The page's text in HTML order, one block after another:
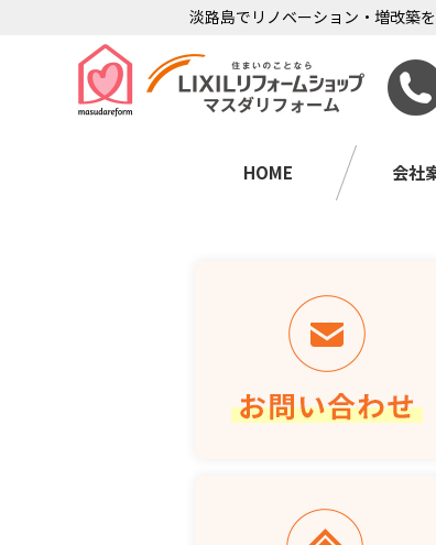
淡路島でリノベーション・増改築
HOME 会社